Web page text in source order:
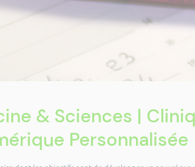
& Sciences |
Personnalisée